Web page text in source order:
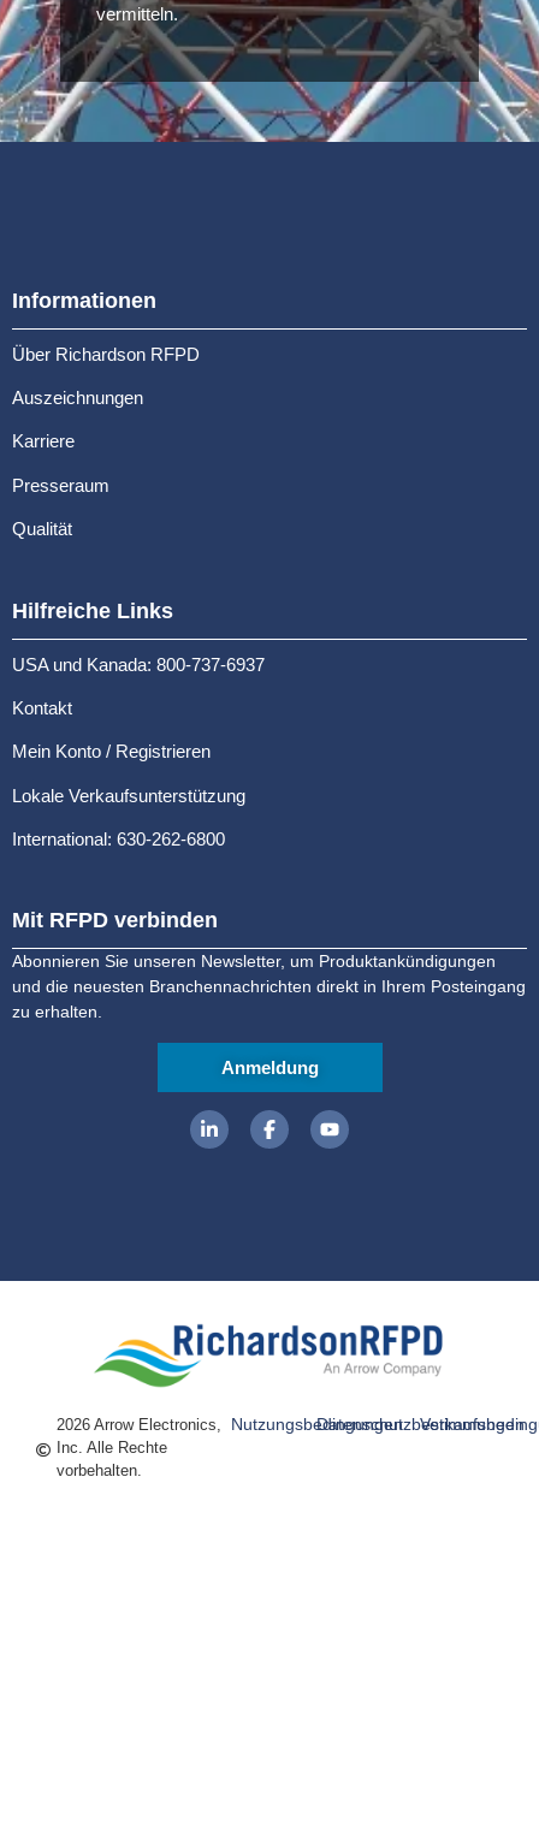
vermitteln.
Informationen
Über Richardson RFPD
Auszeichnungen
Karriere
Presseraum
Qualität
Hilfreiche Links
USA und Kanada: 800-737-6937
Kontakt
Mein Konto / Registrieren
Lokale Verkaufsunterstützung
International: 630-262-6800
Mit RFPD verbinden
Abonnieren Sie unseren Newsletter, um Produktankündigungen
und die neuesten Branchennachrichten direkt in Ihrem Posteingang
zu erhalten.
Anmeldung
2026 Arrow Electronics,
Inc. Alle Rechte
vorbehalten.
NutzungsbedingungenDatenschutzbestimmungen